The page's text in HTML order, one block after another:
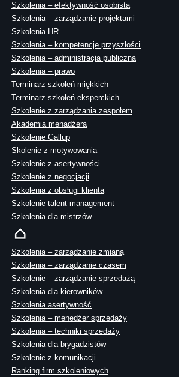
Szkolenia – efektywność osobista
Szkolenia – zarządzanie projektami
Szkolenia HR
Szkolenia – kompetencje przyszłości
Szkolenia – administracja publiczna
Szkolenia – prawo
Terminarz szkoleń miękkich
Terminarz szkoleń eksperckich
Szkolenie z zarządzania zespołem
Akademia menadżera
Szkolenie Gallup
Skolenie z motywowania
Szkolenie z asertywności
Szkolenie z negocjacji
Szkolenia z obsługi klienta
Szkolenie talent management
Szkolenia dla mistrzów
Szkolenia – zarządzanie zmianą
Szkolenia – zarządzanie czasem
Szkolenie – zarządzanie sprzedażą
Szkolenia dla kierowników
Szkolenia asertywność
Szkolenia – menedżer sprzedaży
Szkolenia – techniki sprzedaży
Szkolenia dla brygadzistów
Szkolenie z komunikacji
Ranking firm szkoleniowych